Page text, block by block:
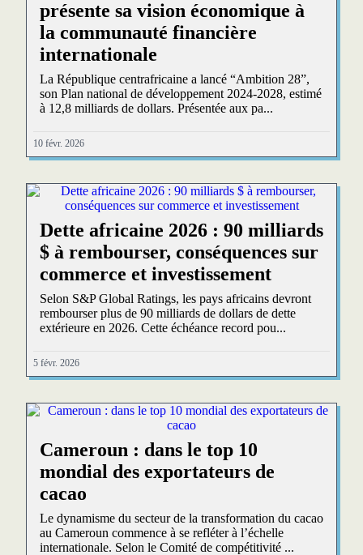
présente sa vision économique à
la communauté financière
internationale
La République centrafricaine a lancé “Ambition 28”,
son Plan national de développement 2024-2028, estimé
à 12,8 milliards de dollars. Présentée aux pa...
10 févr. 2026
Dette africaine 2026 : 90 milliards
$ à rembourser, conséquences sur
commerce et investissement
Selon S&P Global Ratings, les pays africains devront
rembourser plus de 90 milliards de dollars de dette
extérieure en 2026. Cette échéance record pou...
5 févr. 2026
Cameroun : dans le top 10
mondial des exportateurs de
cacao
Le dynamisme du secteur de la transformation du cacao
au Cameroun commence à se refléter à l’échelle
internationale. Selon le Comité de compétitivité ...